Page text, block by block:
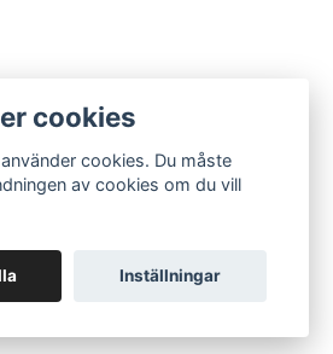
cookies
cookies. Du måste
av cookies om du vill
Inställningar